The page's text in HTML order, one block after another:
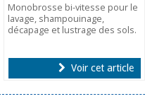
Monobrosse bi-vitesse pour le
lavage, shampouinage,
décapage et lustrage des sols.
Voir cet article